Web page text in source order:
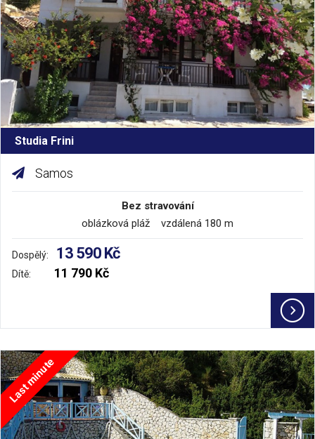
Studia Frini
Samos
Bez stravování
oblázková pláž vzdálená 180 m
Dospělý: 13 590 Kč
Dítě: 11 790 Kč
Last minute